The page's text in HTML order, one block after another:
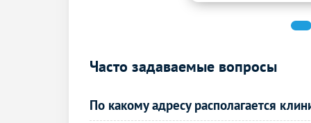
УЗИ почек
УЗИ простаты (предстательной железы)
Часто задаваемые вопросы
По какому адресу располагается